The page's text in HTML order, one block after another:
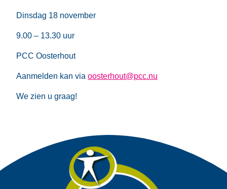
Dinsdag 18 november
9.00 – 13.30 uur
PCC Oosterhout
Aanmelden kan via oosterhout@pcc.nu
We zien u graag!